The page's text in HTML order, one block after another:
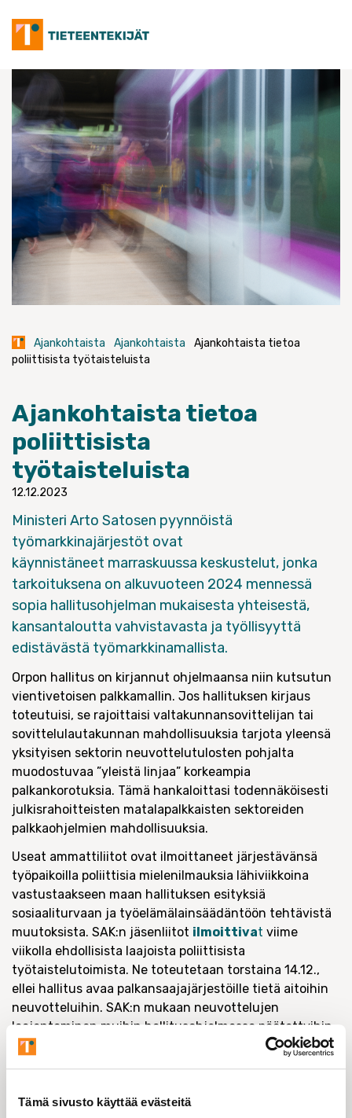
Tämä sivusto käyttää evästeitä
content
Ajankohtaista Ajankohtaista
Ajankohtaista tietoa
poliittisista työtaisteluista
Ajankohtaista tietoa
poliittisista
työtaisteluista
12.12.2023
Ministeri Arto Satosen pyynnöistä
työmarkkinajärjestöt ovat
käynnistäneet marraskuussa keskustelut, jonka
tarkoituksena on alkuvuoteen 2024 mennessä
sopia hallitusohjelman mukaisesta yhteisestä,
kansantaloutta vahvistavasta ja työllisyyttä
edistävästä työmarkkinamallista.
Orpon hallitus on kirjannut ohjelmaansa niin kutsutun
vientivetoisen palkkamallin. Jos hallituksen kirjaus
toteutuisi, se rajoittaisi valtakunnansovittelijan tai
sovittelulautakunnan mahdollisuuksia tarjota yleensä
yksityisen sektorin neuvottelutulosten pohjalta
muodostuvaa ”yleistä linjaa” korkeampia
palkankorotuksia. Tämä hankaloittasi todennäköisesti
julkisrahoitteisten matalapalkkaisten sektoreiden
palkkaohjelmien mahdollisuuksia.
Useat ammattiliitot ovat ilmoittaneet järjestävänsä
työpaikoilla poliittisia mielenilmauksia lähiviikkoina
vastustaakseen maan hallituksen esityksiä
sosiaaliturvaan ja työelämälainsäädäntöön tehtävistä
muutoksista. SAK:n jäsenliitot ilmoittivat viime
viikolla ehdollisista laajoista poliittisista
työtaistelutoimista. Ne toteutetaan torstaina 14.12.,
ellei hallitus avaa palkansaajajärjestöille tietä aitoihin
neuvotteluihin. SAK:n mukaan neuvottelujen
laajentaminen muihin hallitusohjelmassa päätettyihin
työlainsäädäntömuutoksiin ja
näkemyksen löytämiselle työmarkkinamallista.